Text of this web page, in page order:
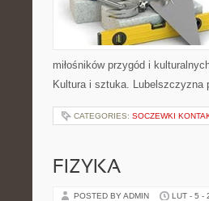
miłośników przygód i
Kultura i sztuka.
CATEGORIES: SOCZEWKI
FIZYKA
POSTED BY ADMIN LUT - 5 -